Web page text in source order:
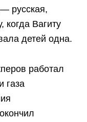
русская,
когда Вагиту
детей одна.
работал
газа